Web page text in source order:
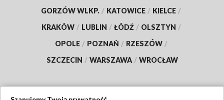
GORZÓW WLKP. / KATOWICE / KIELCE /
KRAKÓW / LUBLIN / ŁÓDŹ / OLSZTYN /
OPOLE / POZNAŃ / RZESZÓW /
SZCZECIN / WARSZAWA / WROCŁAW